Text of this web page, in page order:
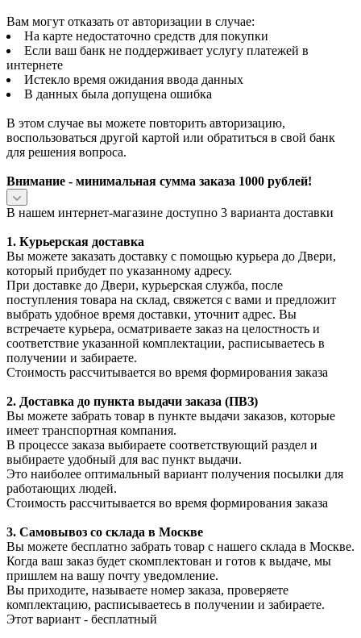
Вам могут отказать от авторизации в случае:
На карте недостаточно средств для покупки
Если ваш банк не поддерживает услугу платежей в
интернете
Истекло время ожидания ввода данных
В данных была допущена ошибка
В этом случае вы можете повторить авторизацию,
воспользоваться другой картой или обратиться в свой банк
для решения вопроса.
Внимание - минимальная сумма заказа 1000 рублей!
В нашем интернет-магазине доступно 3 варианта доставки
1. Курьерская доставка
Вы можете заказать доставку с помощью курьера до Двери,
который прибудет по указанному адресу.
При доставке до Двери, курьерская служба, после
поступления товара на склад, свяжется с вами и предложит
выбрать удобное время доставки, уточнит адрес. Вы
встречаете курьера, осматриваете заказ на целостность и
соответствие указанной комплектации, расписываетесь в
получении и забираете.
Стоимость рассчитывается во время формирования заказа
2. Доставка до пункта выдачи заказа (ПВЗ)
Вы можете забрать товар в пункте выдачи заказов, которые
имеет транспортная компания.
В процессе заказа выбираете соответствующий раздел и
выбираете удобный для вас пункт выдачи.
Это наиболее оптимальный вариант получения посылки для
работающих людей.
Стоимость рассчитывается во время формирования заказа
3. Самовывоз со склада в Москве
Вы можете бесплатно забрать товар с нашего склада в Москве.
Когда ваш заказ будет скомплектован и готов к выдаче, мы
пришлем на вашу почту уведомление.
Вы приходите, называете номер заказа, проверяете
комплектацию, расписываетесь в получении и забираете.
Этот вариант - бесплатный